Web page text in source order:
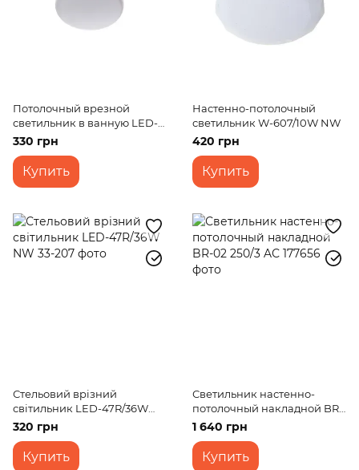
Потолочный врезной
светильник в ванную LED-
47R/18W NW
330 грн
Купить
Настенно-потолочный
светильник W-607/10W NW
420 грн
Купить
Стельовий врізний
світильник LED-47R/36W
NW
320 грн
Купить
Светильник настенно-
потолочный накладной BR-
02 250/3 AС
1 640 грн
Купить